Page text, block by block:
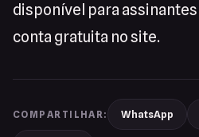
disponível para
conta gratuita no site.
COMPARTILHAR: WhatsApp